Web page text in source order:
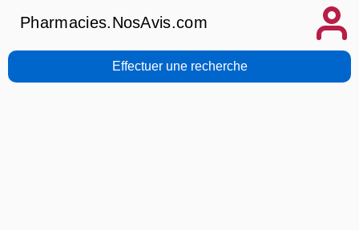
Pharmacies.NosAvis.com
Effectuer une recherche